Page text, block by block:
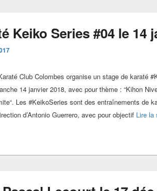
Keiko Series #04 le 14
Club Colombes organise un stage de karaté
14 janvier 2018, avec pour thème : “Kihon
Les #KeikoSeries sont des entraînements de
d’Antonio Guerrero, avec pour objectif Lire la